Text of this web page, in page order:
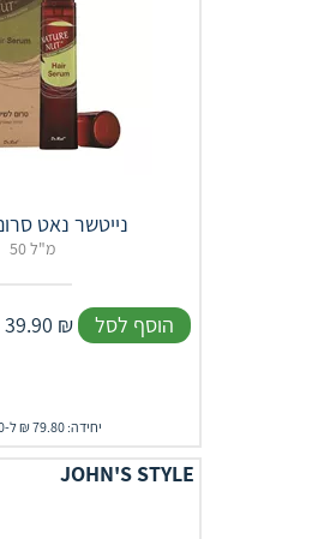
נייטשר נאט
50 מ"ל
39.90 ₪ הוסף לסל
יחידה: 79.80 ₪ ל-100 מ"ל
JOHN'S STYLE